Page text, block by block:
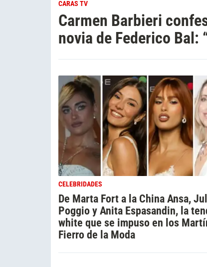
CARAS TV
Carmen Barbieri
novia de Federico Bal:
CELEBRIDADES
De Marta Fort a la China Ansa,
Poggio y Anita Espasandin, la
white que se impuso en los
Fierro de la Moda